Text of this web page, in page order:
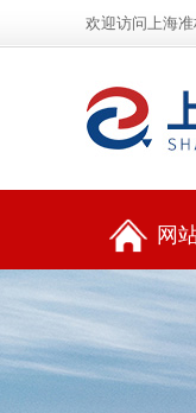
欢迎访问上海
网